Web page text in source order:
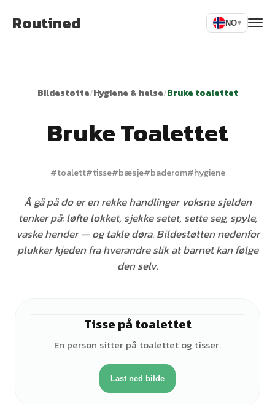
Routined NO▾
Bildestøtte/Hygiene & helse/Bruke toalettet
Bruke Toalettet
#toalett#tisse#bæsje#baderom#hygiene
Å gå på do er en rekke handlinger voksne sjelden
tenker på: løfte lokket, sjekke setet, sette seg, spyle,
vaske hender — og takle døra. Bildestøtten nedenfor
plukker kjeden fra hverandre slik at barnet kan følge
den selv.
Tisse på toalettet
En person sitter på toalettet og tisser.
Last ned bilde